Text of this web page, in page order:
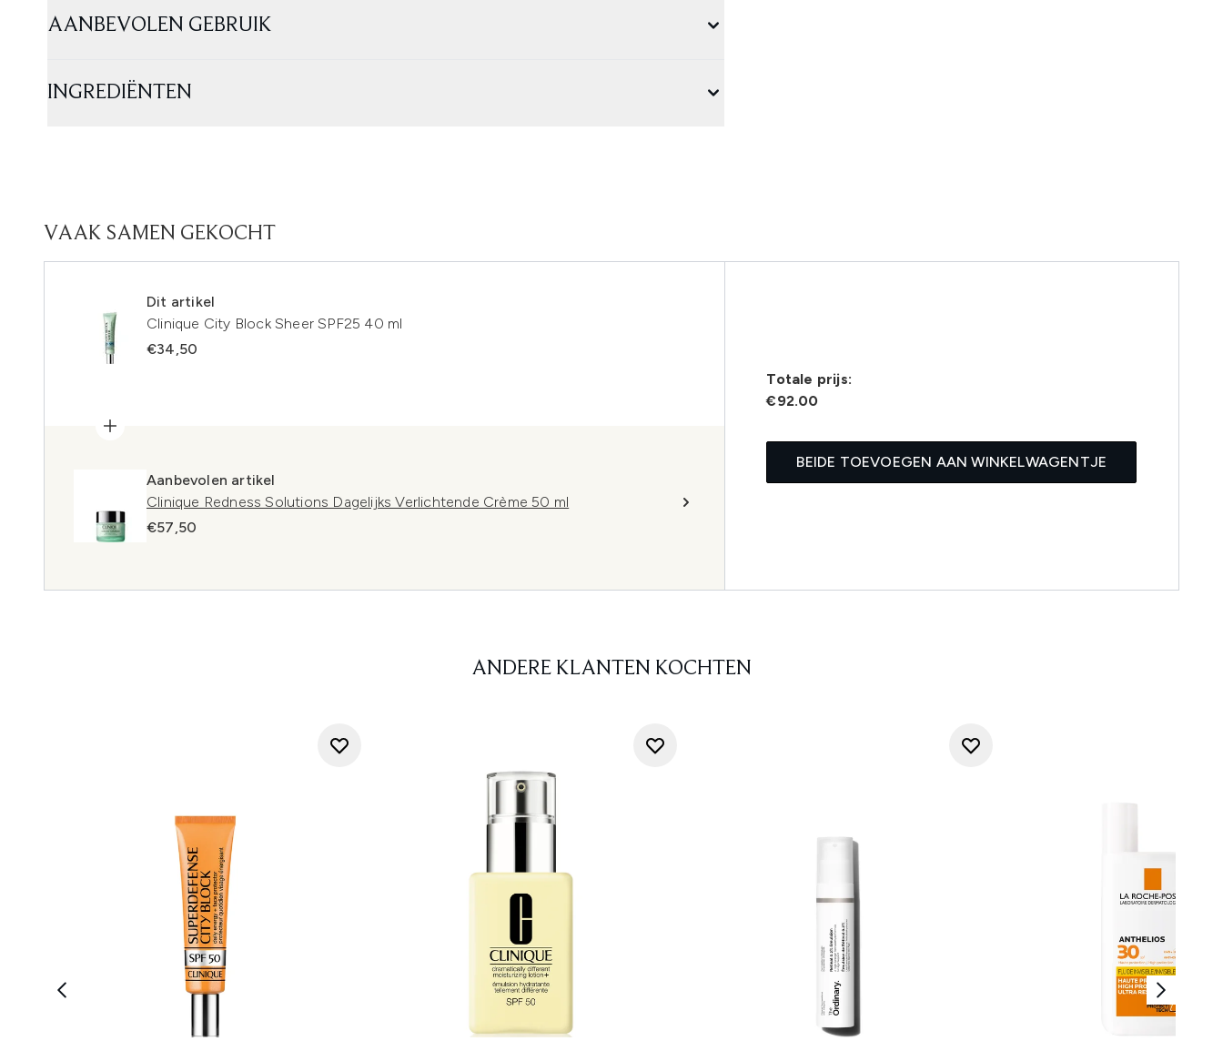
AANBEVOLEN GEBRUIK
INGREDIËNTEN
VAAK SAMEN GEKOCHT
Dit artikel
Clinique City Block Sheer SPF25 40 ml
€34,50
Aanbevolen artikel
Clinique Redness Solutions Dagelijks Verlichtende Crème 50 ml
€57,50
Totale prijs:
€92.00
BEIDE TOEVOEGEN AAN WINKELWAGENTJE
ANDERE KLANTEN KOCHTEN